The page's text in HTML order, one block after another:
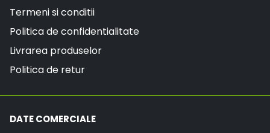
Termeni si conditii
Politica de confidentialitate
Livrarea produselor
Politica de retur
DATE COMERCIALE